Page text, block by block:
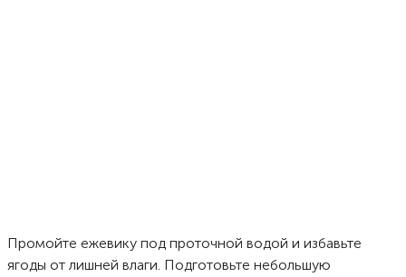
Промойте ежевику под проточной водой и избавьте
ягоды от лишней влаги. Подготовьте небольшую